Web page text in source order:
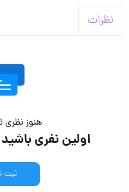
نظرات
هنوز
اولین نفری
ثبت